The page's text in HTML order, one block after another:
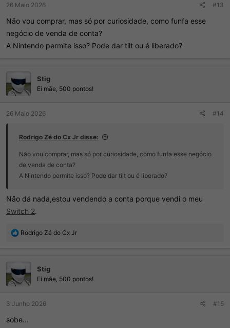
26 Maio 2026 #13
Não vou comprar, mas só por curiosidade, como funfa esse
negócio de venda de conta?
A Nintendo permite isso? Pode dar tilt ou é liberado?
Stig
Ei mãe, 500 pontos!
26 Maio 2026 #14
Rodrigo Zé do Cx Jr disse:
Não vou comprar, mas só por curiosidade, como funfa esse negócio
de venda de conta?
A Nintendo permite isso? Pode dar tilt ou é liberado?
Não dá nada,estou vendendo a conta porque vendi o meu
Switch 2.
R
õ
e
Rodrigo Zé do Cx Jr
Stig
Ei mãe, 500 pontos!
3 Junho 2026 #15
sobe...